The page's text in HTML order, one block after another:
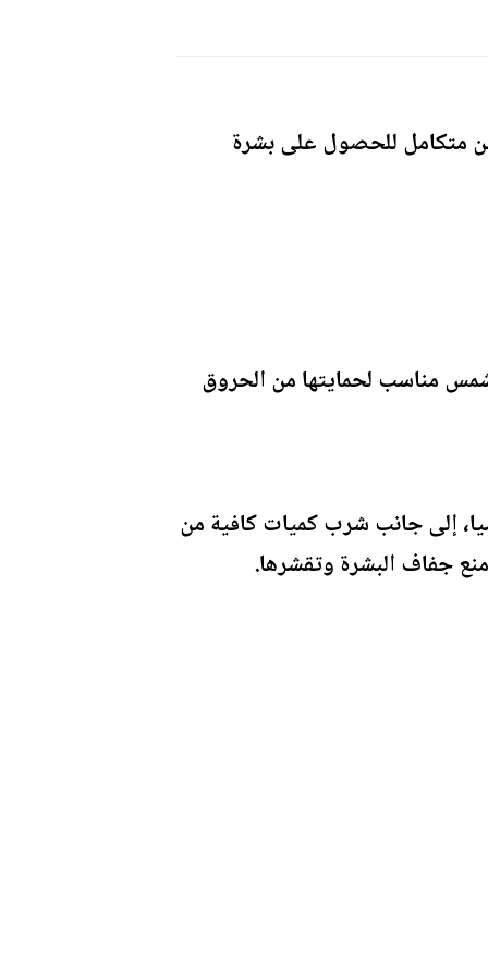
متكامل للحصول على بشرة
مناسب لحمايتها من الحروق
إلى جانب شرب كميات كافية من
جفاف البشرة وتقشرها.